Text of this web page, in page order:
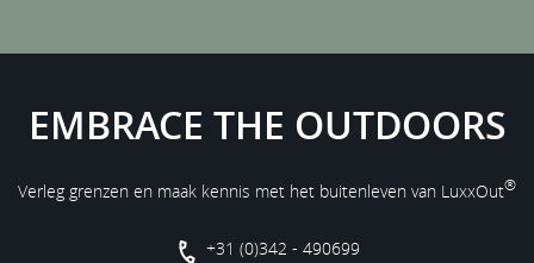
EMBRACE THE OUTDOORS
Verleg grenzen en maak kennis met het buitenleven van LuxxOut®
+31 (0)342 - 490699